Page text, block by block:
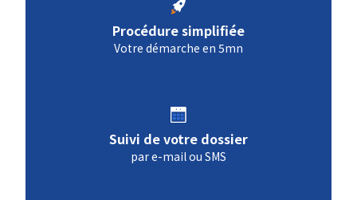
Procédure simplifiée
Votre démarche en 5mn
Suivi de votre dossier
par e-mail ou SMS